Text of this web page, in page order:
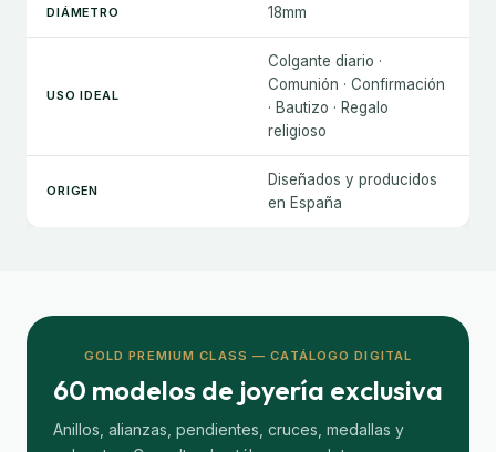
DIÁMETRO 18mm
USO IDEAL
Colgante diario ·
Comunión · Confirmación
· Bautizo · Regalo
religioso
ORIGEN
Diseñados y producidos
en España
GOLD PREMIUM CLASS — CATÁLOGO DIGITAL
60 modelos de joyería exclusiva
Anillos, alianzas, pendientes, cruces, medallas y